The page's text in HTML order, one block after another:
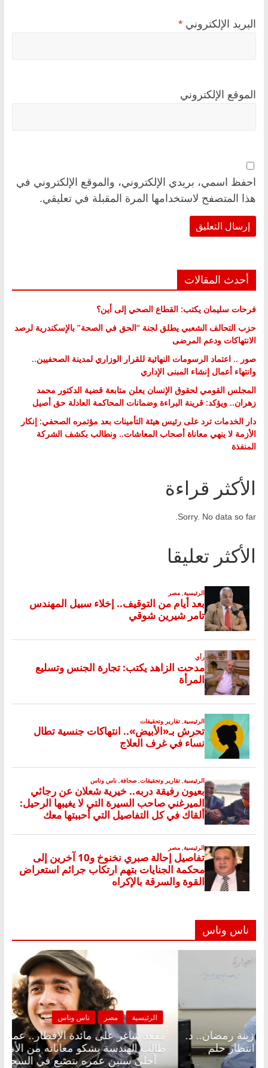
البريد الإلكتروني *
الموقع الإلكتروني
احفظ اسمي، بريدي الإلكتروني، والموقع الإلكتروني في
هذا المتصفح لاستخدامها المرة المقبلة في تعليقي.
أحدث المقالات
فرحات سليمان يكتب: القطاع الصحي إلى أين؟
حزب التحالف الشعبي يطلق لجنة “الحق في الصحة” بالإسكندرية لرصد
الانتهاكات ودعم المرضى
صور .. اعتماد الرسومات النهائية للقرار الوزاري لمدينة الصحفيين..
وانتهاء أعمال إنشاء المبنى الإداري
المجلس القومي لحقوق الإنسان يعلن متابعة قضية الدكتور محمد
زهران.. ويؤكد: قرينة البراءة وضمانات المحاكمة العادلة حق أصيل
دار الخدمات ترد على رئيس هيئة التأمينات بعد مؤتمره الصحفي: إنكار
الأزمة لا ينهي معاناة أصحاب المعاشات.. ونطالب بكشف الشركة
المنفذة
الأكثر قراءة
Sorry. No data so far.
الأكثر تعليقا
ناس وناس
الرئيسية
مقعد
طالب
أحلى سنين عمره بتضيع في السجن
ناس وناس
شاغر على الإفطار وبلكونة بلا زينة رمضان.. د.
فاروق خبير اقتصادي في انتظار حلم